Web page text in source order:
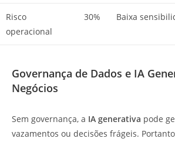
Risco
operacional
30% Baixa
Governança de Dados e IA
Negócios
Sem governança, a IA generativa pode
vazamentos ou decisões frágeis.